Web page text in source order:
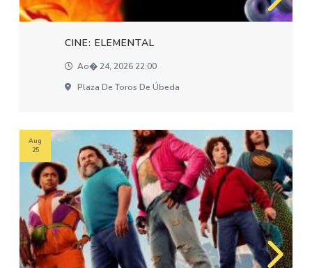
CINE: ELEMENTAL
Ao� 24, 2026 22:00
Plaza De Toros De Úbeda
Aug
25